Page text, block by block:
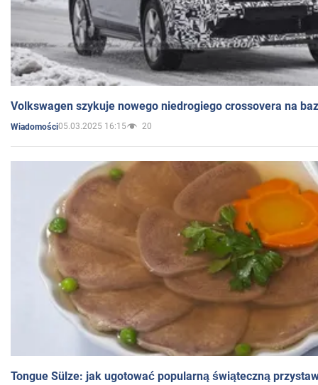
Volkswagen szykuje nowego niedrogiego crossovera na
Wiadomości05.03.2025 16:15 20
Tongue Sülze: jak ugotować popularną świąteczną